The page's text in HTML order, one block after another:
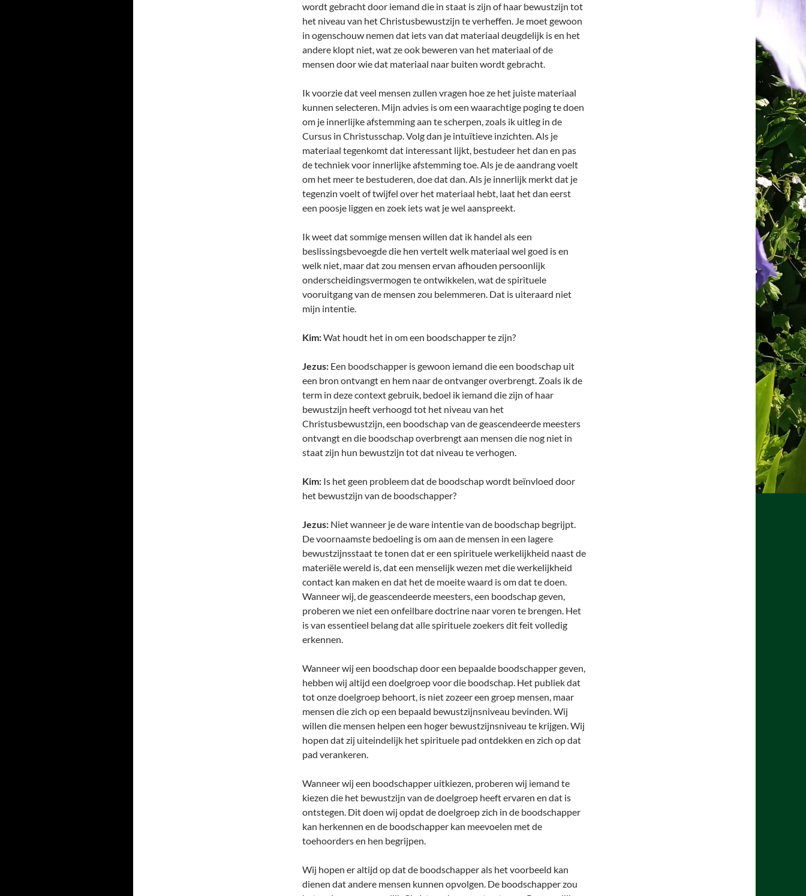
wordt gebracht door iemand die in staat is zijn of haar bewustzijn tot
het niveau van het Christusbewustzijn te verheffen. Je moet gewoon
in ogenschouw nemen dat iets van dat materiaal deugdelijk is en het
andere klopt niet, wat ze ook beweren van het materiaal of de
mensen door wie dat materiaal naar buiten wordt gebracht.
Ik voorzie dat veel mensen zullen vragen hoe ze het juiste materiaal
kunnen selecteren. Mijn advies is om een waarachtige poging te doen
om je innerlijke afstemming aan te scherpen, zoals ik uitleg in de
Cursus in Christusschap. Volg dan je intuïtieve inzichten. Als je
materiaal tegenkomt dat interessant lijkt, bestudeer het dan en pas
de techniek voor innerlijke afstemming toe. Als je de aandrang voelt
om het meer te bestuderen, doe dat dan. Als je innerlijk merkt dat je
tegenzin voelt of twijfel over het materiaal hebt, laat het dan eerst
een poosje liggen en zoek iets wat je wel aanspreekt.
Ik weet dat sommige mensen willen dat ik handel als een
beslissingsbevoegde die hen vertelt welk materiaal wel goed is en
welk niet, maar dat zou mensen ervan afhouden persoonlijk
onderscheidingsvermogen te ontwikkelen, wat de spirituele
vooruitgang van de mensen zou belemmeren. Dat is uiteraard niet
mijn intentie.
Kim:Wat houdt het in om een boodschapper te zijn?
Jezus: Een boodschapper is gewoon iemand die een boodschap uit
een bron ontvangt en hem naar de ontvanger overbrengt. Zoals ik de
term in deze context gebruik, bedoel ik iemand die zijn of haar
bewustzijn heeft verhoogd tot het niveau van het
Christusbewustzijn, een boodschap van de geascendeerde meesters
ontvangt en die boodschap overbrengt aan mensen die nog niet in
staat zijn hun bewustzijn tot dat niveau te verhogen.
Kim: Is het geen probleem dat de boodschap wordt beïnvloed door
het bewustzijn van de boodschapper?
Jezus: Niet wanneer je de ware intentie van de boodschap begrijpt.
De voornaamste bedoeling is om aan de mensen in een lagere
bewustzijnsstaat te tonen dat er een spirituele werkelijkheid naast de
materiële wereld is, dat een menselijk wezen met die werkelijkheid
contact kan maken en dat het de moeite waard is om dat te doen.
Wanneer wij, de geascendeerde meesters, een boodschap geven,
proberen we niet een onfeilbare doctrine naar voren te brengen. Het
is van essentieel belang dat alle spirituele zoekers dit feit volledig
erkennen.
Wanneer wij een boodschap door een bepaalde boodschapper geven,
hebben wij altijd een doelgroep voor die boodschap. Het publiek dat
tot onze doelgroep behoort, is niet zozeer een groep mensen, maar
mensen die zich op een bepaald bewustzijnsniveau bevinden. Wij
willen die mensen helpen een hoger bewustzijnsniveau te krijgen. Wij
hopen dat zij uiteindelijk het spirituele pad ontdekken en zich op dat
pad verankeren.
Wanneer wij een boodschapper uitkiezen, proberen wij iemand te
kiezen die het bewustzijn van de doelgroep heeft ervaren en dat is
ontstegen. Dit doen wij opdat de doelgroep zich in de boodschapper
kan herkennen en de boodschapper kan meevoelen met de
toehoorders en hen begrijpen.
Wij hopen er altijd op dat de boodschapper als het voorbeeld kan
dienen dat andere mensen kunnen opvolgen. De boodschapper zou